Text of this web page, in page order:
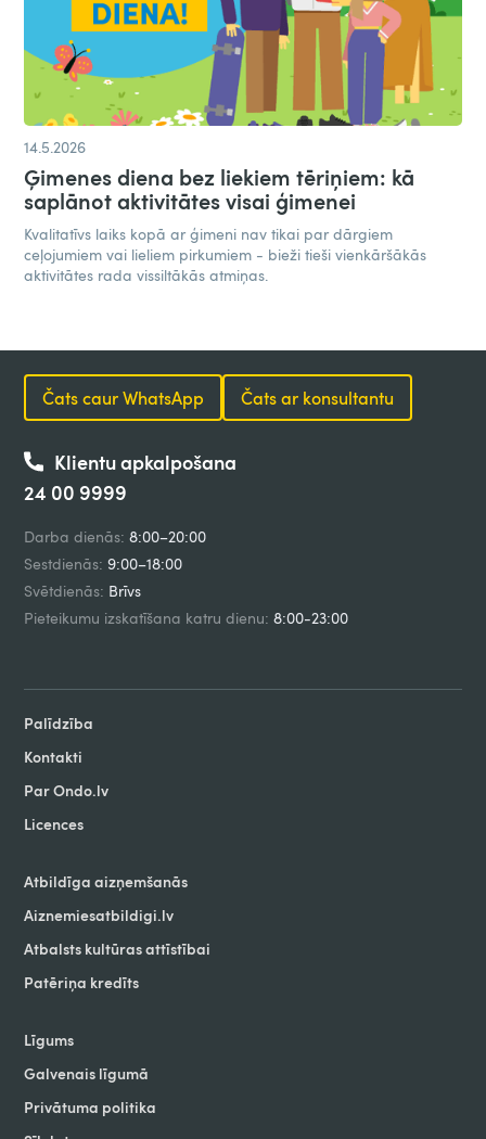
14.5.2026
Ģimenes diena bez liekiem tēriņiem: kā
saplānot aktivitātes visai ģimenei
Kvalitatīvs laiks kopā ar ģimeni nav tikai par dārgiem
ceļojumiem vai lieliem pirkumiem - bieži tieši vienkāršākās
aktivitātes rada vissiltākās atmiņas.
Čats caur WhatsApp Čats ar konsultantu
Klientu apkalpošana
24 00 9999
Darba dienās: 8:00–20:00
Sestdienās: 9:00–18:00
Svētdienās: Brīvs
Pieteikumu izskatīšana katru dienu: 8:00-23:00
Palīdzība
Kontakti
Par Ondo.lv
Licences
Atbildīga aizņemšanās
Aiznemiesatbildigi.lv
Atbalsts kultūras attīstībai
Patēriņa kredīts
Līgums
Galvenais līgumā
Privātuma politika